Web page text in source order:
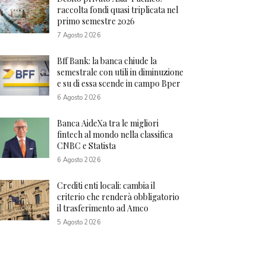
raccolta fondi quasi triplicata nel
primo semestre 2026
7 Agosto 2026
Bff Bank: la banca chiude la
semestrale con utili in diminuzione
e su di essa scende in campo Bper
6 Agosto 2026
Banca AideXa tra le migliori
fintech al mondo nella classifica
CNBC e Statista
6 Agosto 2026
Crediti enti locali: cambia il
criterio che renderà obbligatorio
il trasferimento ad Amco
5 Agosto 2026